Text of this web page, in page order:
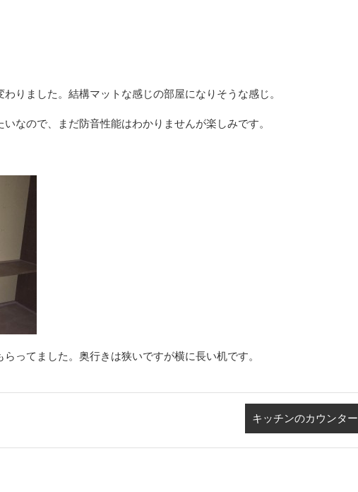
りました。結構マットな感じの部屋になりそうな感じ。
なので、まだ防音性能はわかりませんが楽しみです。
ってました。奥行きは狭いですが横に長い机です。
キッチンのカウンター